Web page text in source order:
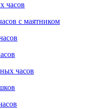
часов
с маятником
часов